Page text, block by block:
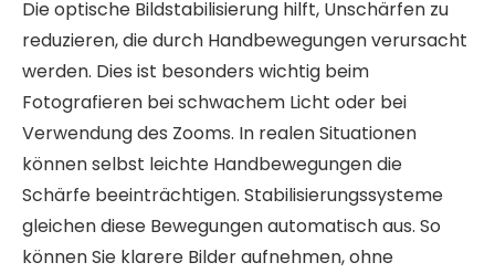
Die optische Bildstabilisierung hilft, Unschärfen zu
reduzieren, die durch Handbewegungen verursacht
werden. Dies ist besonders wichtig beim
Fotografieren bei schwachem Licht oder bei
Verwendung des Zooms. In realen Situationen
können selbst leichte Handbewegungen die
Schärfe beeinträchtigen. Stabilisierungssysteme
gleichen diese Bewegungen automatisch aus. So
können Sie klarere Bilder aufnehmen, ohne